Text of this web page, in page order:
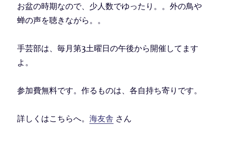
お盆の時期なので、少人数でゆったり。。外の鳥や
蝉の声を聴きながら。。
手芸部は、毎月第3土曜日の午後から開催してます
よ。
参加費無料です。作るものは、各自持ち寄りです。
詳しくはこちらへ。海友舎 さん